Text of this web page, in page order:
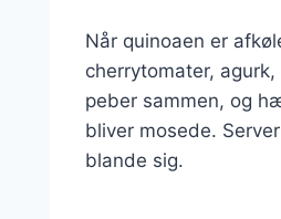
Når quinoaen er
cherrytomater,
peber sammen, og
bliver mosede.
blande sig.